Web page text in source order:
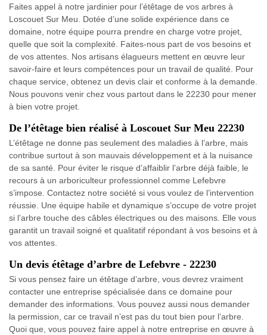
Faites appel à notre jardinier pour l’étêtage de vos arbres à
Loscouet Sur Meu. Dotée d’une solide expérience dans ce
domaine, notre équipe pourra prendre en charge votre projet,
quelle que soit la complexité. Faites-nous part de vos besoins et
de vos attentes. Nos artisans élagueurs mettent en œuvre leur
savoir-faire et leurs compétences pour un travail de qualité. Pour
chaque service, obtenez un devis clair et conforme à la demande.
Nous pouvons venir chez vous partout dans le 22230 pour mener
à bien votre projet.
De l’étêtage bien réalisé à Loscouet Sur Meu 22230
L’étêtage ne donne pas seulement des maladies à l’arbre, mais
contribue surtout à son mauvais développement et à la nuisance
de sa santé. Pour éviter le risque d’affaiblir l’arbre déjà faible, le
recours à un arboriculteur professionnel comme Lefebvre
s’impose. Contactez notre société si vous voulez de l’intervention
réussie. Une équipe habile et dynamique s’occupe de votre projet
si l’arbre touche des câbles électriques ou des maisons. Elle vous
garantit un travail soigné et qualitatif répondant à vos besoins et à
vos attentes.
Un devis étêtage d’arbre de Lefebvre - 22230
Si vous pensez faire un étêtage d’arbre, vous devrez vraiment
contacter une entreprise spécialisée dans ce domaine pour
demander des informations. Vous pouvez aussi nous demander
la permission, car ce travail n’est pas du tout bien pour l’arbre.
Quoi que, vous pouvez faire appel à notre entreprise en œuvre à